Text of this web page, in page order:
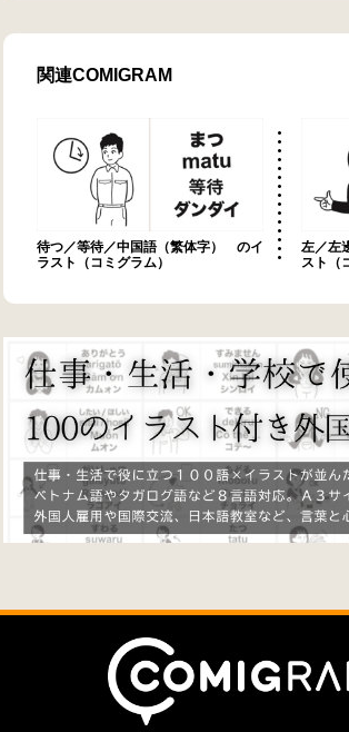
関連COMIGRAM
待つ／等待／中国語（繁体字） のイ
ラスト（コミグラム）
左／左
スト（